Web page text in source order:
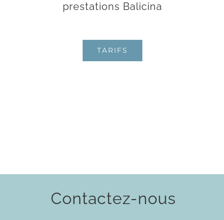
prestations Balicina
TARIFS
Contactez-nous